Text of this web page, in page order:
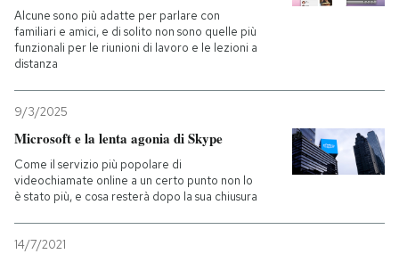
Alcune sono più adatte per parlare con
familiari e amici, e di solito non sono quelle più
funzionali per le riunioni di lavoro e le lezioni a
distanza
9/3/2025
Microsoft e la lenta agonia di Skype
Come il servizio più popolare di
videochiamate online a un certo punto non lo
è stato più, e cosa resterà dopo la sua chiusura
14/7/2021